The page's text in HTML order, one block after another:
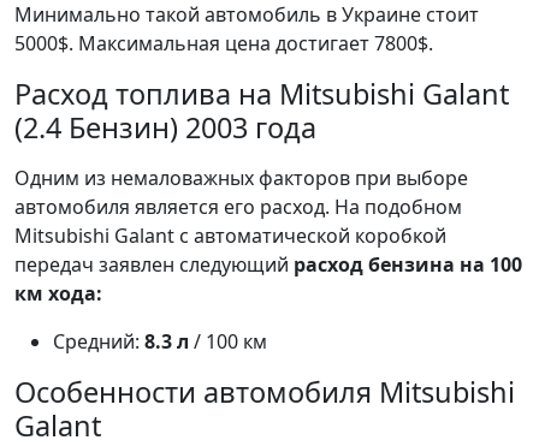
Минимально такой автомобиль в Украине стоит
5000$. Максимальная цена достигает 7800$.
Расход топлива на Mitsubishi Galant
(2.4 Бензин) 2003 года
Одним из немаловажных факторов при выборе
автомобиля является его расход. На подобном
Mitsubishi Galant с автоматической коробкой
передач заявлен следующий расход бензина на 100
км хода:
Средний: 8.3 л / 100 км
Особенности автомобиля Mitsubishi
Galant